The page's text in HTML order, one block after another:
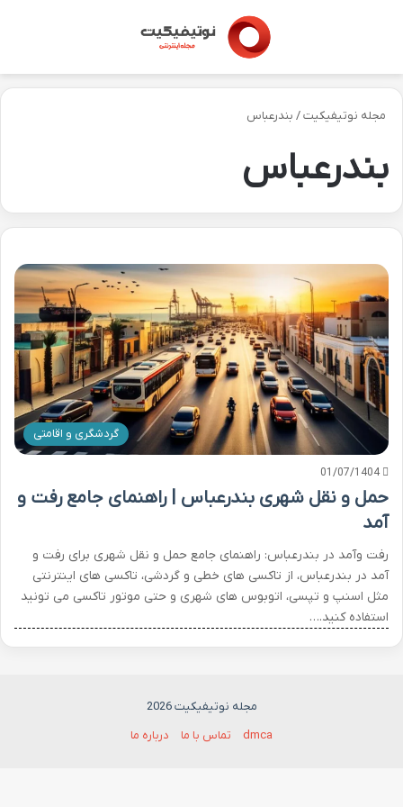
مجله نوتیفیکیت/ بندرعباس
بندرعباس
گردشگری و اقامتی
01/07/1404
حمل و نقل شهری بندرعباس | راهنمای جامع رفت و
آمد
رفت وآمد در بندرعباس: راهنمای جامع حمل و نقل شهری برای رفت و
آمد در بندرعباس، از تاکسی های خطی و گردشی، تاکسی های اینترنتی
مثل اسنپ و تپسی، اتوبوس های شهری و حتی موتور تاکسی می تونید
استفاده کنید.…
مجله نوتیفیکیت 2026
dmca
تماس با ما درباره ما